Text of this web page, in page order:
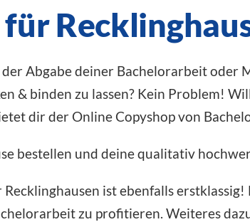
für
Abgabe deiner Bachelorarbeit oder
& binden zu lassen? Kein Problem!
dir der Online Copyshop von
bestellen und deine qualitativ
ist ebenfalls
zu profitieren. Weiteres